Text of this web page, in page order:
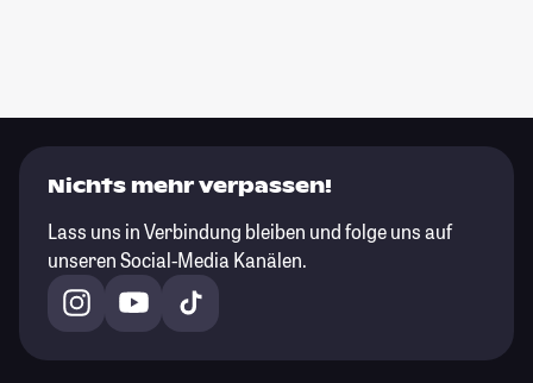
Nichts mehr verpassen!
Lass uns in Verbindung bleiben und folge uns auf
unseren Social-Media Kanälen.